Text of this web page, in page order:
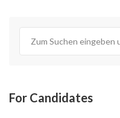
For Candidates